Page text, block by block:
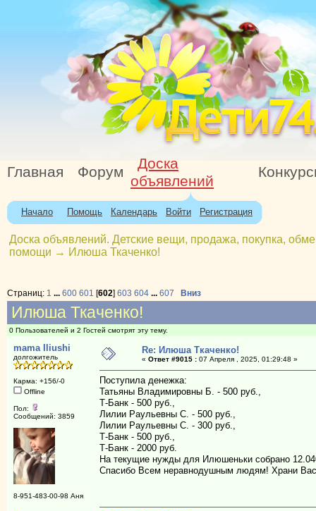
Главная Форум
Доска
объявлений
Начало Помощь Календарь Войти Регистрация
Доска объявлений. Детские вещи, продажа, покупка,
помощи → Илюша Ткаченко!
Страниц: 1 ... 600 601 [602] 603 604 ... 607 Вниз
Илюша Ткаченко!
0 Пользователей и 2 Гостей смотрят эту тему.
mama Iliushi
долгожитель
Карма: +156/-0
Offline
Пол:
Сообщений: 3859
8-951-483-00-98 Аня
Re: Илюша Ткаченко!
« Ответ #9015 :07 Апреля , 2025, 01:29:48 »
Поступила денежка:
Татьяны Владимировны Б. - 500 руб.,
Т-Банк - 500 руб.,
Лилии Раульевны С. - 500 руб.,
Лилии Раульевны С. - 300 руб.,
Т-Банк - 500 руб.,
Т-Банк - 2000 руб.
На текущие нужды для Илюшеньки собрано
Спасибо Всем неравнодушным людям! Храни